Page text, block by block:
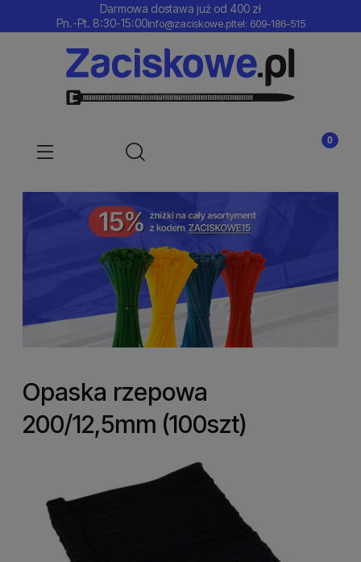
Darmowa dostawa już od 400 zł
Pn.-Pt. 8:30-15:00info@zaciskowe.pltel: 609-186-515
Opaska rzepowa
200/12,5mm (100szt)